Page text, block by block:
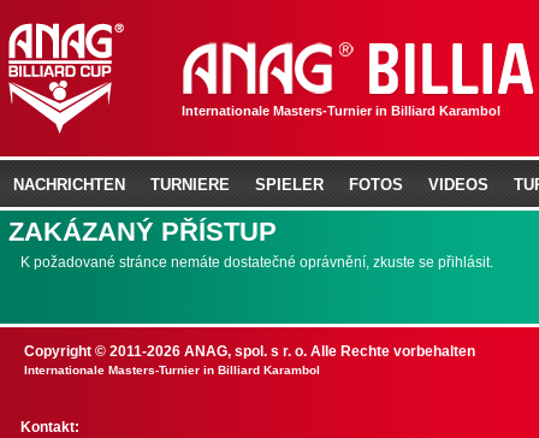
ZAKÁZANÝ PŘÍSTUP
K požadované stránce nemáte dostatečné oprávnění, zkuste se přihlásit.
Internationale Masters-Turnier in Billiard Karambol
NACHRICHTEN TURNIERE SPIELER FOTOS VIDEOS
Copyright © 2011-2026 ANAG, spol. s r. o. Alle Rechte vorbehalten
Internationale Masters-Turnier in Billiard Karambol
Kontakt: